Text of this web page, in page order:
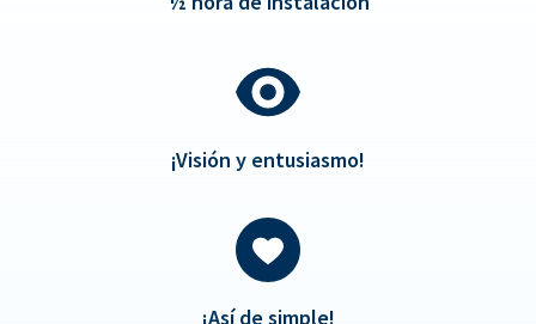
¡Visión y entusiasmo!
¡Así de simple!